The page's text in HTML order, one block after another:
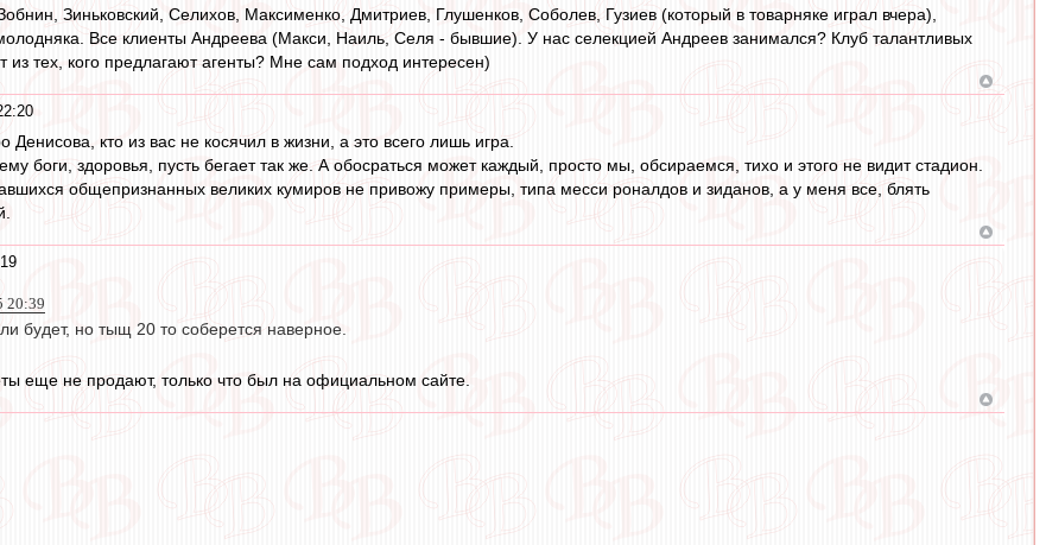
Зиньковский, Селихов, Максименко, Дмитриев, Глушенков, Соболев, Гузиев (который в товарняке играл вчера),
Все клиенты Андреева (Макси, Наиль, Селя - бывшие). У нас селекцией Андреев занимался? Клуб талантливых
из тех, кого предлагают агенты? Мне сам подход интересен)
Денисова, кто из вас не косячил в жизни, а это всего лишь игра.
боги, здоровья, пусть бегает так же. А обосраться может каждый, просто мы, обсираемся, тихо и этого не видит стадион.
общепризнанных великих кумиров не привожу примеры, типа месси роналдов и зиданов, а у меня все, блять
20:39
будет, но тыщ 20 то соберется наверное.
еще не продают, только что был на официальном сайте.